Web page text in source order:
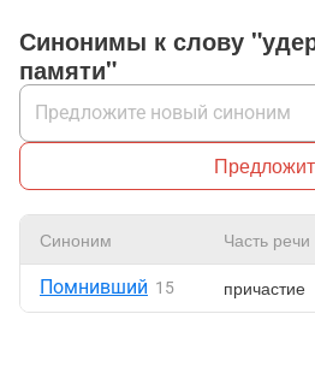
Синонимы к слову
памяти"
Синоним Часть речи
Помнивший 15 причастие